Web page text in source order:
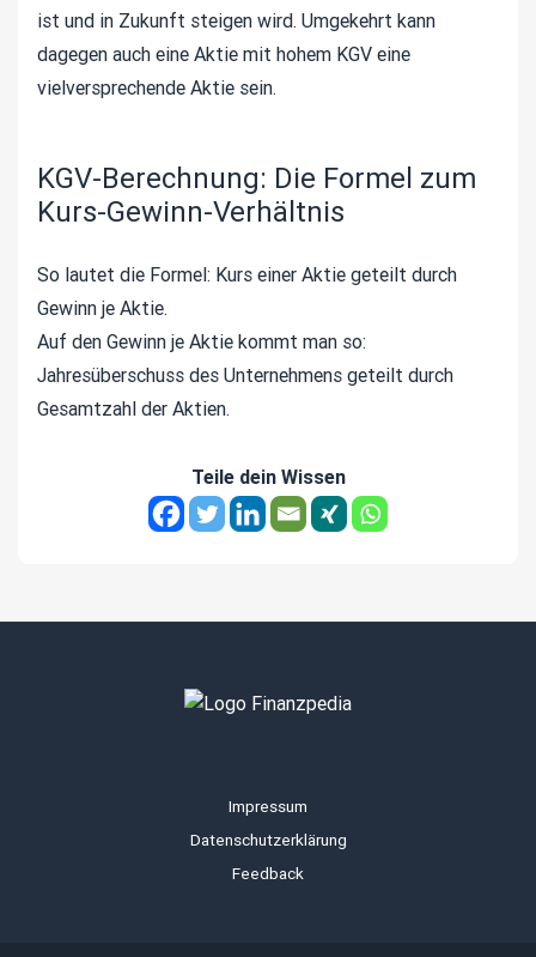
ist und in Zukunft steigen wird. Umgekehrt kann
dagegen auch eine Aktie mit hohem KGV eine
vielversprechende Aktie sein.
KGV-Berechnung: Die Formel zum
Kurs-Gewinn-Verhältnis
So lautet die Formel: Kurs einer Aktie geteilt durch
Gewinn je Aktie.
Auf den Gewinn je Aktie kommt man so:
Jahresüberschuss des Unternehmens geteilt durch
Gesamtzahl der Aktien.
Teile dein Wissen
Impressum
Datenschutzerklärung
Feedback